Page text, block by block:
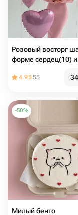
Розовый восторг
форме сердец(10) и
4.9555
-50%
Милый бенто ️